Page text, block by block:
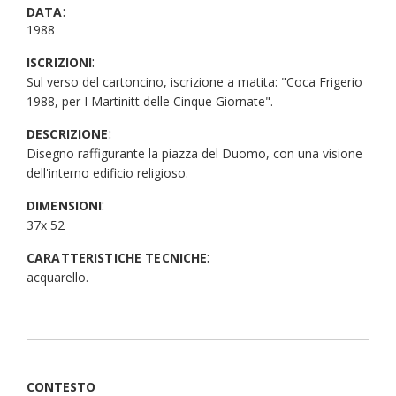
DATA:
1988
ISCRIZIONI:
Sul verso del cartoncino, iscrizione a matita: "Coca Frigerio
1988, per I Martinitt delle Cinque Giornate".
DESCRIZIONE:
Disegno raffigurante la piazza del Duomo, con una visione
dell'interno edificio religioso.
DIMENSIONI:
37x 52
CARATTERISTICHE TECNICHE:
acquarello.
CONTESTO